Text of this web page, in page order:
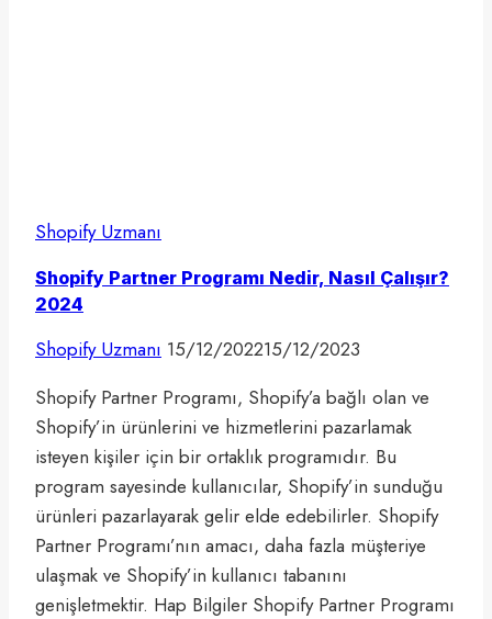
Shopify Uzmanı
Shopify Partner Programı Nedir, Nasıl Çalışır?
2024
Shopify Uzmanı 15/12/202215/12/2023
Shopify Partner Programı, Shopify’a bağlı olan ve
Shopify’in ürünlerini ve hizmetlerini pazarlamak
isteyen kişiler için bir ortaklık programıdır. Bu
program sayesinde kullanıcılar, Shopify’in sunduğu
ürünleri pazarlayarak gelir elde edebilirler. Shopify
Partner Programı’nın amacı, daha fazla müşteriye
ulaşmak ve Shopify’in kullanıcı tabanını
genişletmektir. Hap Bilgiler Shopify Partner Programı